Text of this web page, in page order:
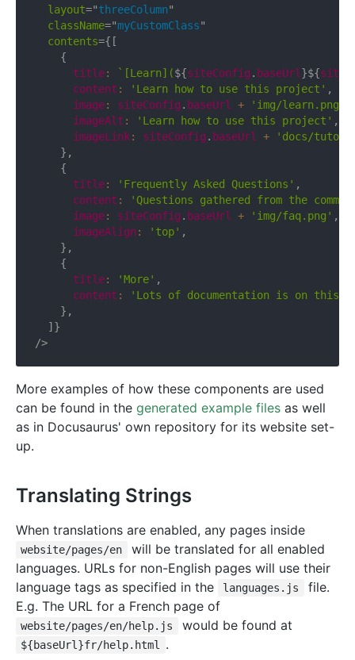
layout="threeColumn"
className="myCustomClass"
contents={ [
{
      title
: ` [Learn](${siteConfig . baseUrl }${
      content
: 'Learn how to use this project' ,
      image
: siteConfig . baseUrl + 'img/learn.png'
      imageAlt
: 'Learn how to use this project' ,
      imageLink
: siteConfig . baseUrl +
'docs/
} ,
{
      title
: 'Frequently Asked Questions' ,
      content
:
'Questions gathered from the
      image
: siteConfig . baseUrl + 'img/faq.png' ,
      imageAlign
: 'top' ,
} ,
{
      title
: 'More' ,
      content
:
'Lots of documentation is on this
} ,
] }
/>
More examples of how these components are used
can be found in the generated example files as well
as in Docusaurus' own repository for its website set-
up.
Translating Strings
When translations are enabled, any pages inside
website/pages/en
will be translated for all enabled
languages. URLs for non-English pages will use their
language tags as specified in the
languages.js
file.
E.g. The URL for a French page of
website/pages/en/help.js would be found at
${baseUrl}fr/help.html
.